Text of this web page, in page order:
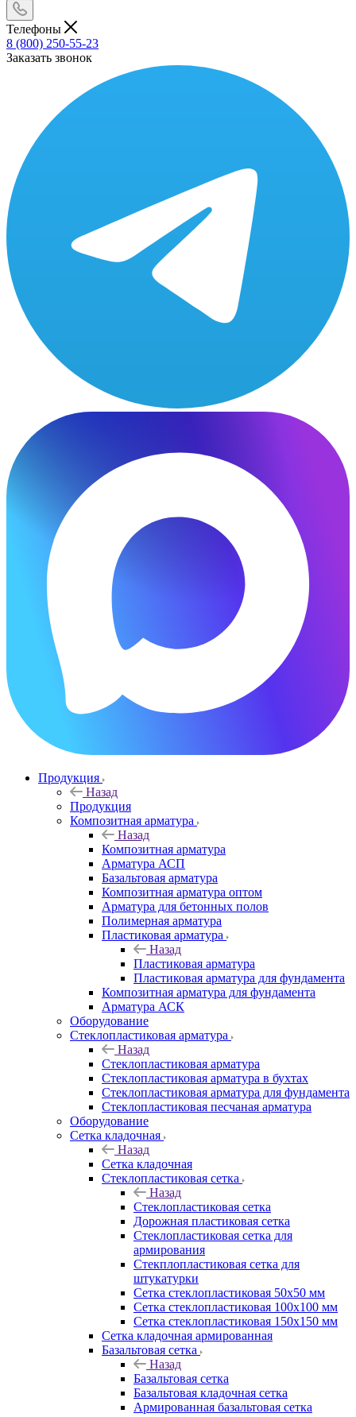
Телефоны
8 (800) 250-55-23
Заказать звонок
Продукция
Назад
Продукция
Композитная арматура
Назад
Композитная арматура
Арматура АСП
Базальтовая арматура
Композитная арматура оптом
Арматура для бетонных полов
Полимерная арматура
Пластиковая арматура
Назад
Пластиковая арматура
Пластиковая арматура для фундамента
Композитная арматура для фундамента
Арматура АСК
Оборудование
Cтеклопластиковая арматура
Назад
Cтеклопластиковая арматура
Стеклопластиковая арматура в бухтах
Стеклопластиковая арматура для фундамента
Стеклопластиковая песчаная арматура
Оборудование
Сетка кладочная
Назад
Сетка кладочная
Стеклопластиковая сетка
Назад
Стеклопластиковая сетка
Дорожная пластиковая сетка
Стеклопластиковая сетка для
армирования
Стекплопластиковая сетка для
штукатурки
Сетка стеклопластиковая 50x50 мм
Сетка стеклопластиковая 100x100 мм
Сетка стеклопластиковая 150x150 мм
Сетка кладочная армированная
Базальтовая сетка
Назад
Базальтовая сетка
Базальтовая кладочная сетка
Армированная базальтовая сетка